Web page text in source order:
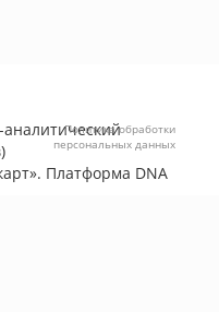
. Платформа DNA
Политика обработки
персональных данных